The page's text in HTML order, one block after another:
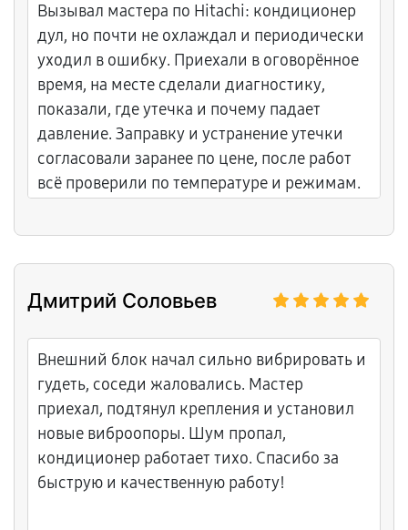
Вызывал мастера по Hitachi: кондиционер
дул, но почти не охлаждал и периодически
уходил в ошибку. Приехали в оговорённое
время, на месте сделали диагностику,
показали, где утечка и почему падает
давление. Заправку и устранение утечки
согласовали заранее по цене, после работ
всё проверили по температуре и режимам.
Дмитрий Соловьев
Внешний блок начал сильно вибрировать и
гудеть, соседи жаловались. Мастер
приехал, подтянул крепления и установил
новые виброопоры. Шум пропал,
кондиционер работает тихо. Спасибо за
быструю и качественную работу!